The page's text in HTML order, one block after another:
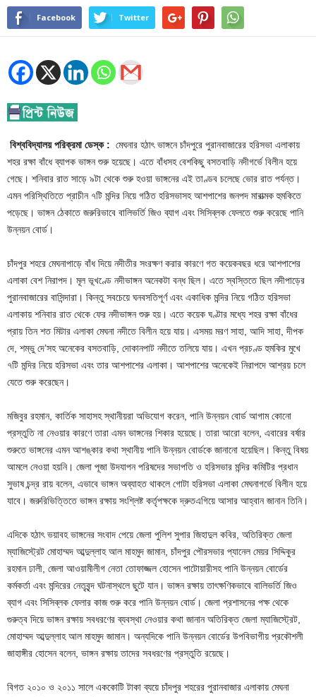
Facebook Twitter
বিশ্ববিদ্যালয় পরিক্রমা ডেস্ক : মেঘনার হঠাৎ ভাঙ্গনে চাঁদপুরে পুরানবাজারের হরিসভা এলাকায়
শহর রক্ষা বাঁধে ব্যাপক ভাঙ্গন শুরু হয়েছে। এতে বাঁধসহ বেশকিছু বসতবাড়ি নদীগর্ভে বিলীন হয়ে
গেছে। শনিবার রাত সাড়ে ৯টা থেকে শুরু হওয়া ভাঙ্গনের এই তাণ্ডব চলেছে ভোর রাত পর্যন্ত।
এমন পরিস্থিতিতে প্রাচীন ৭টি মন্দির নিয়ে গঠিত হরিসভাসহ আশপাশের জনপদ মারাত্মক হুমকিতে
পড়েছে। ভাঙ্গন ঠেকাতে জরুরিভাবে বালিভর্তি জিও ব্যাগ এবং সিসিব্লক ফেলতে শুরু করেছে পানি
উন্নয়ন বোর্ড।
চাঁদপুর শহরে মেঘনাপাড়ে বাঁধ দিয়ে নদীতীর সংরক্ষণ করার কারণে গত কয়েকবছর ধরে আশপাশের
এলাকা বেশ নিরাপদ। মূল ভূখণ্ডে নদীভাঙ্গন অনেকটা বন্ধ ছিল। এতে স্বস্তিতে ছিল নদীপাড়ের
পুরানবাজারের বাসিন্দারা। কিন্তু সবচেয়ে ঘনবসতিপূর্ণ এবং একাধিক মন্দির নিয়ে গঠিত হরিসভা
এলাকায় শনিবার রাত থেকে ফের নদীভাঙ্গন শুরু হয়। এতে কয়েক ঘণ্টার মধ্যে শহর রক্ষা বাঁধের
প্রায় তিন শত মিটার এলাকা মেঘনা নদীতে বিলীন হয়ে যায়। এসময় মরণ সাহা, আদি সাহা, দীপক
দে, শম্ভু দে’সহ অনেকের বসতবাড়ি, দোকানপাট নদীতে তলিয়ে যায়। এখন প্রচণ্ড হুমকির মুখে
৭টি মন্দির নিয়ে হরিসভা এবং তার আশপাশের এলাকা। আশপাশের অনেকেই নিরাপদে আশ্রয় চলে
যেতে শুরু করেছেন।
মজিবুর রহমান, কার্তিক সাহাসহ স্থানীয়রা অভিযোগ করেন, পানি উন্নয়ন বোর্ড আগাম কোনো
প্রস্তুতি না নেওয়ার কারণে তারা এমন ভাঙ্গনের শিকার হয়েছে। তারা আরো বলেন, এবারের বর্ষার
শুরুতে ভাঙ্গনের এমন আশঙ্কার কথা স্থানীয় পানি উন্নয়ন বোর্ডকে জানানো হয়েছিল। কিন্তু বিষয়
আমলে নেওয়া হয়নি। জেলা পূজা উদযাপন পরিষদের সভাপতি ও হরিসভার মন্দির কমিটির প্রধান
সুভাষ চন্দ্র রায় বলেন, এভাবে ভাঙ্গন অব্যাহত থাকলে গোটা হরিসভা এলাকা মেঘনাগর্ভে বিলীন হয়ে
যাবে। জরুরিভিত্তিতে ভাঙ্গন রক্ষায় সংশ্লিষ্ট কর্তৃপক্ষকে দ্রুতএগিয়ে আসার আহ্বান জানান তিনি।
এদিকে হঠাৎ ভয়াবহ ভাঙ্গনের সংবাদ পেয়ে জেলা পুলিশ সুপার জিহাদুল কবির, অতিরিক্ত জেলা
ম্যাজিস্ট্রেট মোহাম্মদ আব্দুল্লাহ আল মাহমুদ জামান, চাঁদপুর পৌরসভার প্যানেল মেয়র সিদ্দিকুর
রহমান ঢালী, জেলা আওয়ামীলীগ নেতা তোফাজ্জল হোসেন পাটোয়ারীসহ পানি উন্নয়ন বোর্ডের
কর্মকর্তা এবং মন্দিরের নেতৃবৃন্দ ঘটনাস্থলে ছুটে যান। ভাঙ্গন রক্ষায় তাৎক্ষণিকভাবে বালিভর্তি জিও
ব্যাগ এবং সিসিব্লক ফেলার কাজ শুরু করে পানি উন্নয়ন বোর্ড। জেলা প্রশাসনের পক্ষ থেকে
গুরুত্ব দিয়ে ভাঙ্গন রক্ষায় সবধরণের ব্যবস্থা নেওয়ার কথা জানান অতিরিক্ত জেলা ম্যাজিস্ট্রেট,
মোহাম্মদ আব্দুল্লাহ আল মাহমুদ জামান। অন্যদিকে পানি উন্নয়ন বোর্ডের উপবিভাগীয় প্রকৌশলী
জাহাঙ্গীর হোসেন বলেন, ভাঙ্গন রক্ষায় তাদের সবধরণের প্রস্তুতি রয়েছে।
বিগত ২০১০ ও ২০১১ সালে এককোটি টাকা ব্যয়ে চাঁদপুর শহরের পুরানবাজার এলাকায় মেঘনা